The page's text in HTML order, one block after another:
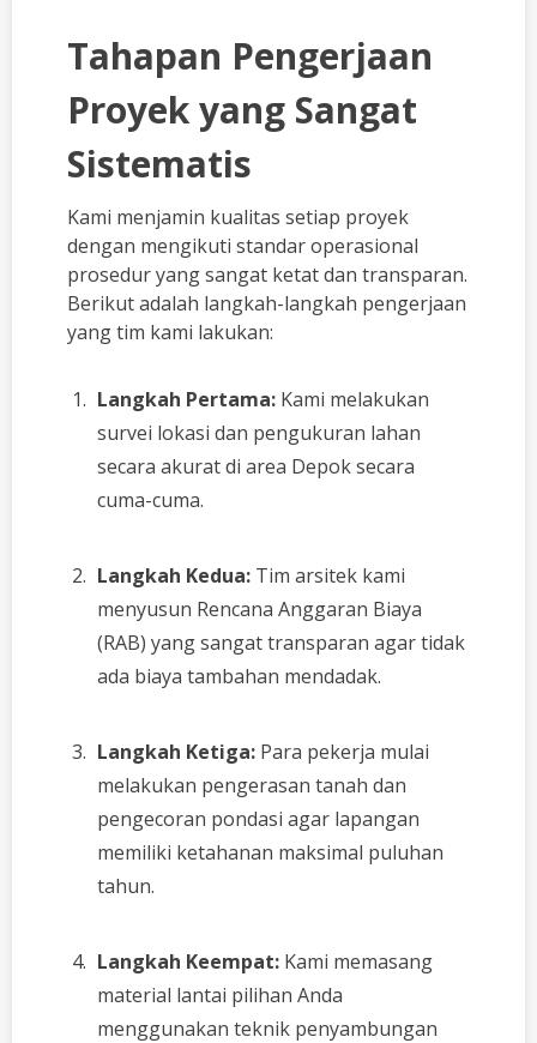
Tahapan Pengerjaan
Proyek yang Sangat
Sistematis
Kami menjamin kualitas setiap proyek
dengan mengikuti standar operasional
prosedur yang sangat ketat dan transparan.
Berikut adalah langkah-langkah pengerjaan
yang tim kami lakukan:
Langkah Pertama:Kami melakukan
survei lokasi dan pengukuran lahan
secara akurat di area Depok secara
cuma-cuma.
Langkah Kedua:Tim arsitek kami
menyusun Rencana Anggaran Biaya
(RAB) yang sangat transparan agar tidak
ada biaya tambahan mendadak.
Langkah Ketiga:Para pekerja mulai
melakukan pengerasan tanah dan
pengecoran pondasi agar lapangan
memiliki ketahanan maksimal puluhan
tahun.
Langkah Keempat:Kami memasang
material lantai pilihan Anda
menggunakan teknik penyambungan